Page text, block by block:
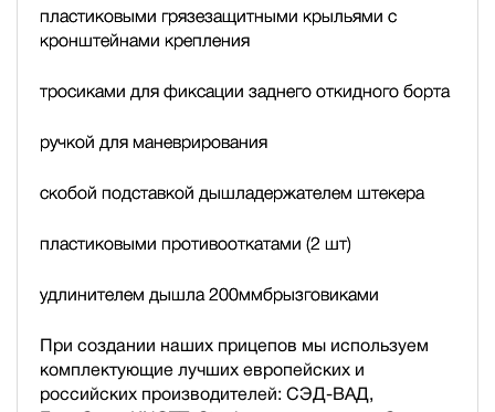
пластиковыми грязезащитными крыльями с
кронштейнами крепления
тросиками для фиксации заднего откидного борта
ручкой для маневрирования
скобой подставкой дышладержателем штекера
пластиковыми противооткатами (2 шт)
удлинителем дышла 200ммбрызговиками
При создании наших прицепов мы используем
комплектующие лучших европейских и
российских производителей: СЭД-ВАД,